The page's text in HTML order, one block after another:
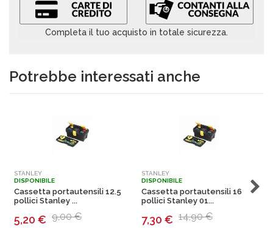
Completa il tuo acquisto in totale sicurezza.
Potrebbe interessati anche
STANLEY
DISPONIBILE
Cassetta portautensili 12.5
pollici Stanley ...
5,20 € 9,00 €
STANLEY
DISPONIBILE
Cassetta portautensili 16
pollici Stanley 01...
7,30 € 14,90 €